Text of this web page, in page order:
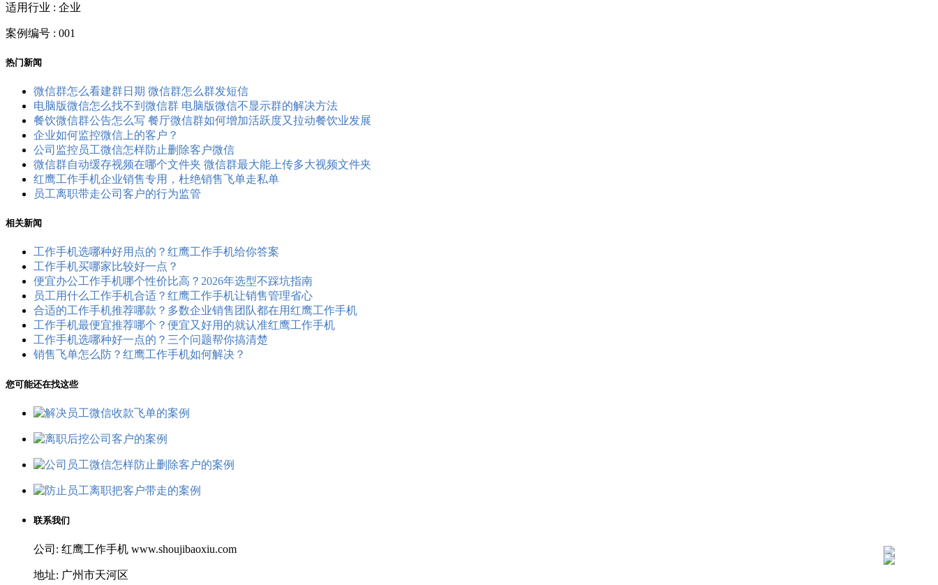
适用行业 : 企业
案例编号 : 001
热门新闻
微信群怎么看建群日期 微信群怎么群发短信
电脑版微信怎么找不到微信群 电脑版微信不显示群的解决方法
餐饮微信群公告怎么写 餐厅微信群如何增加活跃度又拉动餐饮业发展
企业如何监控微信上的客户？
公司监控员工​微信怎样防止删除客户微信
微信群自动缓存视频在哪个文件夹 微信群最大能上传多大视频文件夹
红鹰工作手机企业销售专用，杜绝销售飞单走私单
员工离职带走公司客户的行为监管
相关新闻
工作手机选哪种好用点的？红鹰工作手机给你答案
工作手机买哪家比较好一点？
便宜办公工作手机哪个性价比高？2026年选型不踩坑指南
员工用什么工作手机合适？红鹰工作手机让销售管理省心
合适的工作手机推荐哪款？多数企业销售团队都在用红鹰工作手机
工作手机最便宜推荐哪个？便宜又好用的就认准红鹰工作手机
工作手机选哪种好一点的？三个问题帮你搞清楚
销售飞单怎么防？红鹰工作手机如何解决？
您可能还在找这些
联系我们
公司: 红鹰工作手机 www.shoujibaoxiu.com
地址: 广州市天河区